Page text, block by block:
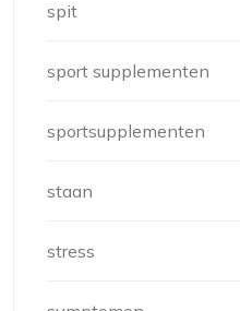
spit
sport supplementen
sportsupplementen
staan
stress